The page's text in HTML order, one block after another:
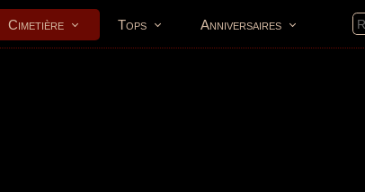
Cimetière Tops Anniversaires